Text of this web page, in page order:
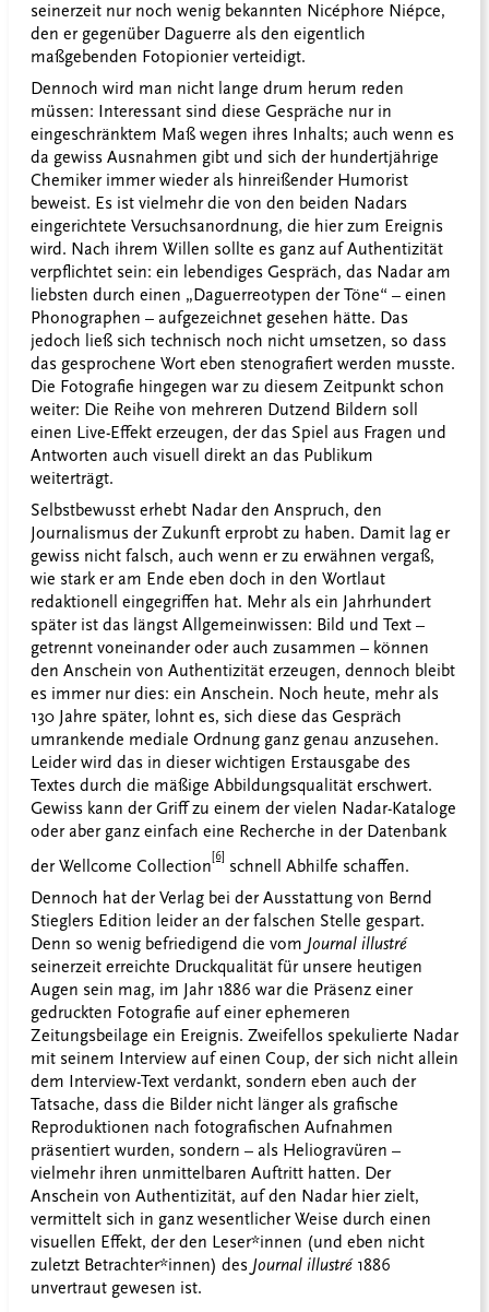
seinerzeit nur noch wenig bekannten Nicéphore Niépce,
den er gegenüber Daguerre als den eigentlich
maßgebenden Fotopionier verteidigt.
Dennoch wird man nicht lange drum herum reden
müssen: Interessant sind diese Gespräche nur in
eingeschränktem Maß wegen ihres Inhalts; auch wenn es
da gewiss Ausnahmen gibt und sich der hundertjährige
Chemiker immer wieder als hinreißender Humorist
beweist. Es ist vielmehr die von den beiden Nadars
eingerichtete Versuchsanordnung, die hier zum Ereignis
wird. Nach ihrem Willen sollte es ganz auf Authentizität
verpflichtet sein: ein lebendiges Gespräch, das Nadar am
liebsten durch einen „Daguerreotypen der Töne“ – einen
Phonographen – aufgezeichnet gesehen hätte. Das
jedoch ließ sich technisch noch nicht umsetzen, so dass
das gesprochene Wort eben stenografiert werden musste.
Die Fotografie hingegen war zu diesem Zeitpunkt schon
weiter: Die Reihe von mehreren Dutzend Bildern soll
einen Live-Effekt erzeugen, der das Spiel aus Fragen und
Antworten auch visuell direkt an das Publikum
weiterträgt.
Selbstbewusst erhebt Nadar den Anspruch, den
Journalismus der Zukunft erprobt zu haben. Damit lag er
gewiss nicht falsch, auch wenn er zu erwähnen vergaß,
wie stark er am Ende eben doch in den Wortlaut
redaktionell eingegriffen hat. Mehr als ein Jahrhundert
später ist das längst Allgemeinwissen: Bild und Text –
getrennt voneinander oder auch zusammen – können
den Anschein von Authentizität erzeugen, dennoch bleibt
es immer nur dies: ein Anschein. Noch heute, mehr als
130 Jahre später, lohnt es, sich diese das Gespräch
umrankende mediale Ordnung ganz genau anzusehen.
Leider wird das in dieser wichtigen Erstausgabe des
Textes durch die mäßige Abbildungsqualität erschwert.
Gewiss kann der Griff zu einem der vielen Nadar-Kataloge
oder aber ganz einfach eine Recherche in der Datenbank
der Wellcome Collection
[6]
schnell Abhilfe schaffen.
Dennoch hat der Verlag bei der Ausstattung von Bernd
Stieglers Edition leider an der falschen Stelle gespart.
Denn so wenig befriedigend die vom Journal illustré
seinerzeit erreichte Druckqualität für unsere heutigen
Augen sein mag, im Jahr 1886 war die Präsenz einer
gedruckten Fotografie auf einer ephemeren
Zeitungsbeilage ein Ereignis. Zweifellos spekulierte Nadar
mit seinem Interview auf einen Coup, der sich nicht allein
dem Interview-Text verdankt, sondern eben auch der
Tatsache, dass die Bilder nicht länger als grafische
Reproduktionen nach fotografischen Aufnahmen
präsentiert wurden, sondern – als Heliogravüren –
vielmehr ihren unmittelbaren Auftritt hatten. Der
Anschein von Authentizität, auf den Nadar hier zielt,
vermittelt sich in ganz wesentlicher Weise durch einen
visuellen Effekt, der den Leser*innen (und eben nicht
zuletzt Betrachter*innen) des Journal illustré1886
unvertraut gewesen ist.